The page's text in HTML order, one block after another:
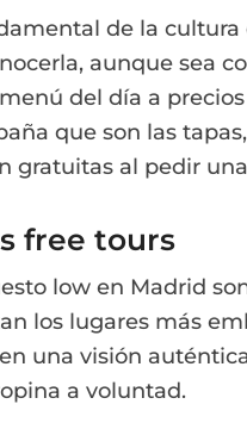
de la cultura
aunque sea
del día a
que son las
gratuitas al pedir
free tours
low en Madrid
los lugares más
una visión
a voluntad.